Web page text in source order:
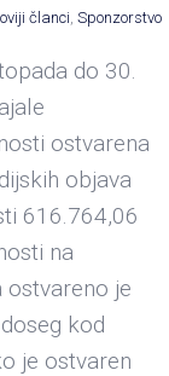
članci Sponzorstvo
do 30.
ostvarena
objava
616.764,06
na
je
kod
je ostvaren